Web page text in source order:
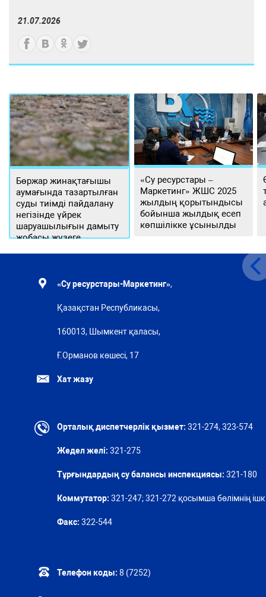
21.07.2026
Бөржар жинақтағышы
аумағында тазартылған
суды тиімді пайдалану
негізінде үйрек
шаруашылығын дамыту
жобасы жүзеге
«Су ресурстары –
Маркетинг» ЖШС 2025
жылдың қорытындысы
бойынша жылдық есеп
көпшілікке ұсынылды
«Су ресурстары-Маркетинг»,
Қазақстан Республикасы,
160013, Шымкент қаласы,
Ғ.Орманов көшесі, 17
Хат жазу
Орталық диспетчерлік қызмет: 321-274, 323-574
Жедел желі: 321-275
Тұрғындардың су балансы инспекциясы: 321-180
Коммутатор: 321-247; 321-272 қосымша бөлімнің ішкі
Факс: 322-544
Телефон коды: 8 (7252)